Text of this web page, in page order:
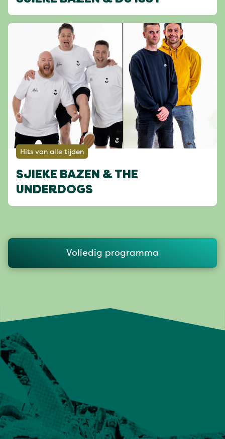
Hits van alle tijden
SJIEKE BAZEN & THE
UNDERDOGS
Volledig programma